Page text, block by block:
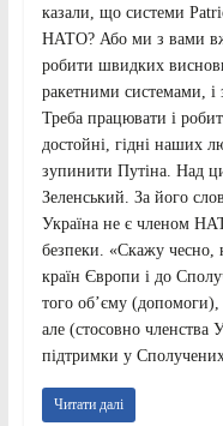
казали, що системи
НАТО? Або ми з вами
робити швидких
ракетними системами, і
Треба працювати і
достойні, гідні наших
зупинити Путіна. Над
Зеленський. За його
Україна не є членом
безпеки. «Скажу чесно,
країн Європи і до
того об’єму
але (стосовно членства
підтримки у
Читати далі